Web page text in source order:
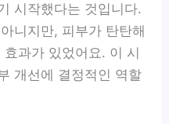
시작했다는 것입니다.
니지만, 피부가 탄탄해
과가 있었어요. 이 시
개선에 결정적인 역할